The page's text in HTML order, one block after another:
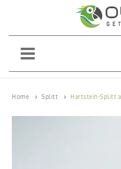
Home Splitt Hartstein-Splitt